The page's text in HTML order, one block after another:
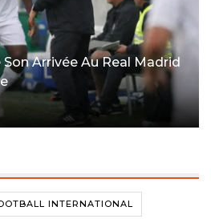
Arrivée Au Real Madrid
INTERNATIONAL